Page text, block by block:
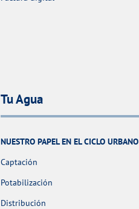
Tu Agua
NUESTRO PAPEL EN EL CICLO URBANO
Captación
Potabilización
Distribución